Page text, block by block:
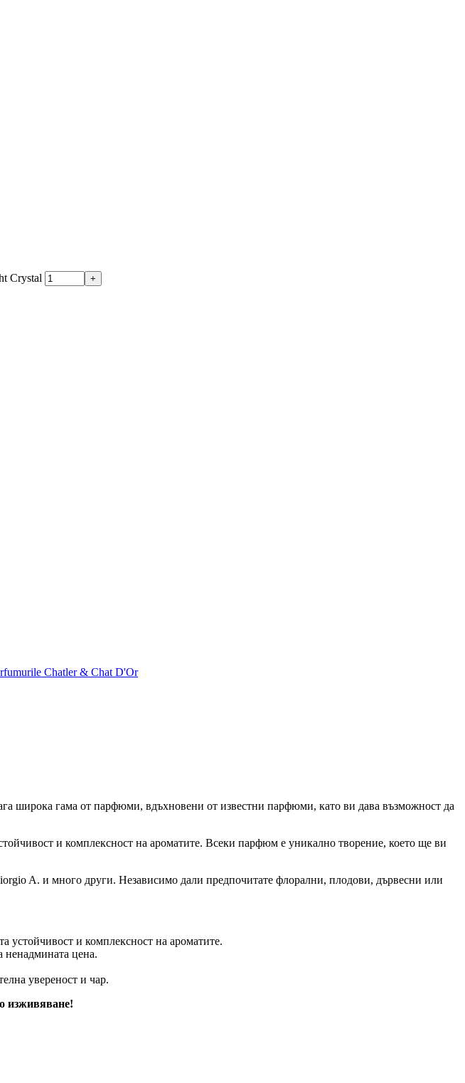
Crystal
Chatler & Chat D'Or
широка гама от парфюми, вдъхновени от известни парфюми, като ви дава възможност да
и комплексност на ароматите. Всеки парфюм е уникално творение, което ще ви
A. и много други. Независимо дали предпочитате флорални, плодови, дървесни или
устойчивост и комплексност на ароматите.
ненадмината цена.
увереност и чар.
изживяване!